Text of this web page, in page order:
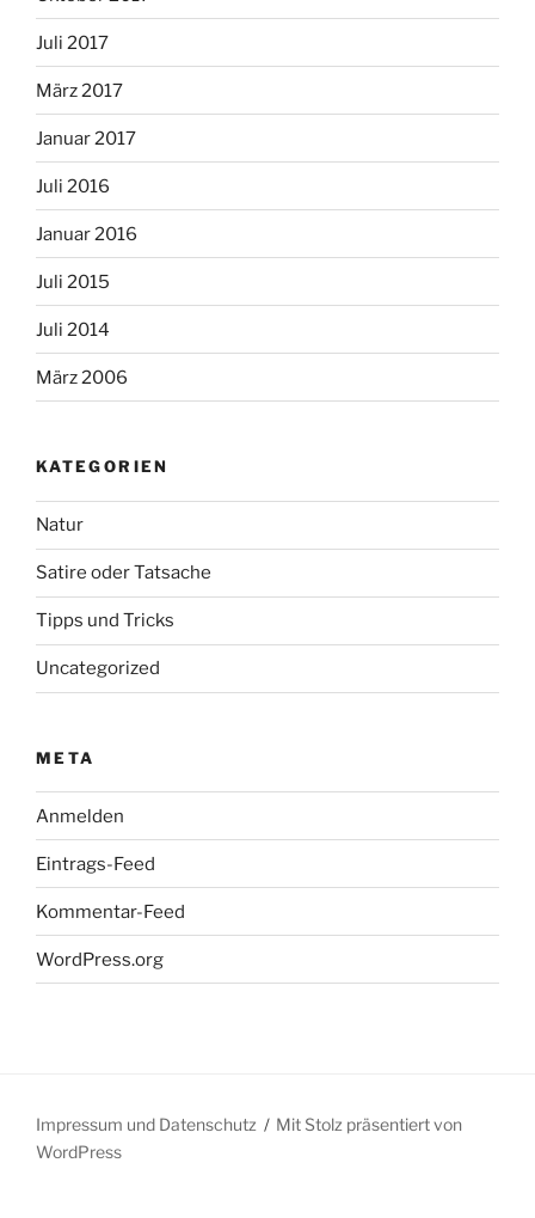
Juli 2017
März 2017
Januar 2017
Juli 2016
Januar 2016
Juli 2015
Juli 2014
März 2006
KATEGORIEN
Natur
Satire oder Tatsache
Tipps und Tricks
Uncategorized
META
Anmelden
Eintrags-Feed
Kommentar-Feed
WordPress.org
Impressum und Datenschutz
Mit Stolz präsentiert von
WordPress